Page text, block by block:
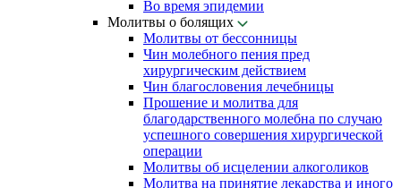
Во время эпидемии
Молитвы о болящих
Молитвы от бессонницы
Чин молебного пения пред
хирургическим действием
Чин благословения лечебницы
Прошение и молитва для
благодарственного молебна по случаю
успешного совершения хирургической
операции
Молитвы об исцелении алкоголиков
Молитва на принятие лекарства и иного